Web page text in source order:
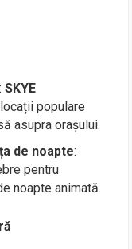
:SKYE
populare
asupra orașului.
de noapte:
pentru
noapte animată.